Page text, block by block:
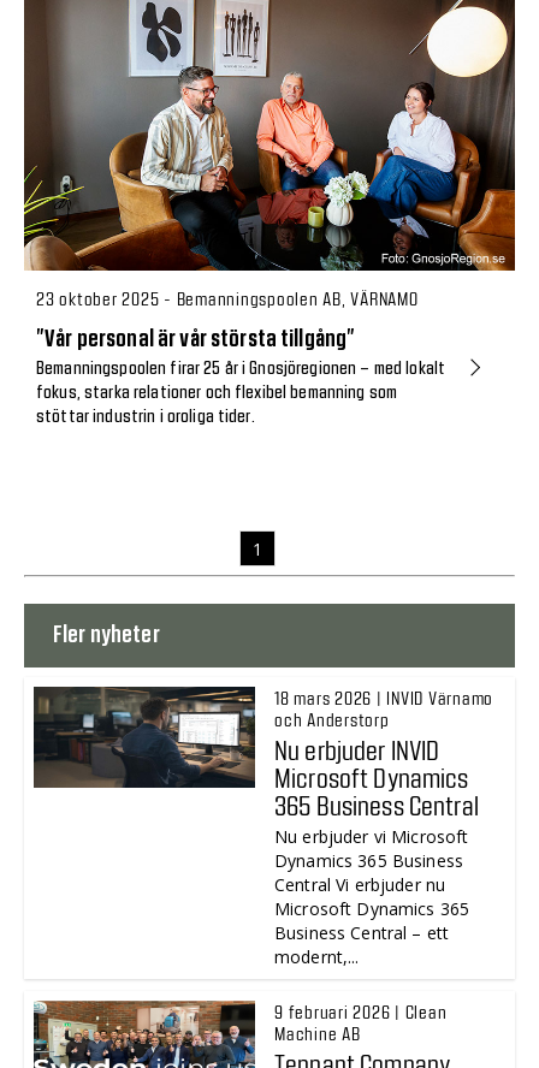
23 oktober 2025 - Bemanningspoolen AB, VÄRNAMO
”Vår personal är vår största tillgång”
Bemanningspoolen firar 25 år i Gnosjöregionen – med lokalt
fokus, starka relationer och flexibel bemanning som
stöttar industrin i oroliga tider.
1
Fler nyheter
18 mars 2026 | INVID Värnamo
och Anderstorp
Nu erbjuder INVID
Microsoft Dynamics
365 Business Central
Nu erbjuder vi Microsoft
Dynamics 365 Business
Central Vi erbjuder nu
Microsoft Dynamics 365
Business Central – ett
modernt,...
9 februari 2026 | Clean
Machine AB